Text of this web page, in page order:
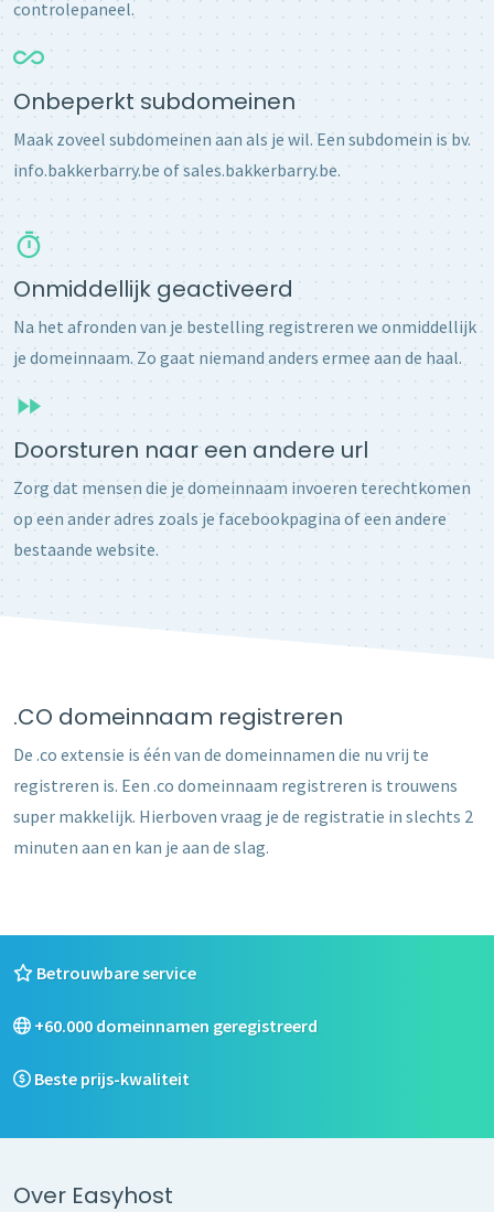
controlepaneel.
Onbeperkt subdomeinen
Maak zoveel subdomeinen aan als je wil. Een subdomein is bv.
info.bakkerbarry.be of sales.bakkerbarry.be.
Onmiddellijk geactiveerd
Na het afronden van je bestelling registreren we onmiddellijk
je domeinnaam. Zo gaat niemand anders ermee aan de haal.
Doorsturen naar een andere url
Zorg dat mensen die je domeinnaam invoeren terechtkomen
op een ander adres zoals je facebookpagina of een andere
bestaande website.
.CO domeinnaam registreren
De .co extensie is één van de domeinnamen die nu vrij te
registreren is. Een .co domeinnaam registreren is trouwens
super makkelijk. Hierboven vraag je de registratie in slechts 2
minuten aan en kan je aan de slag.
Betrouwbare service
+60.000 domeinnamen geregistreerd
Beste prijs-kwaliteit
Over Easyhost